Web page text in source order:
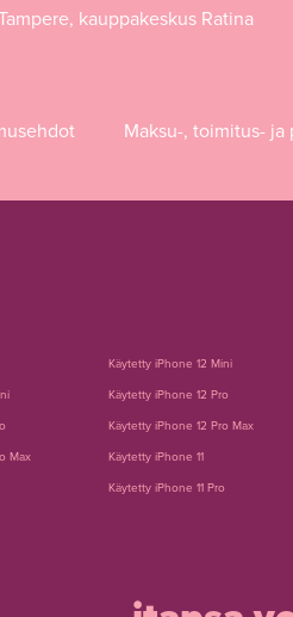
kauppakeskus Ratina
Maksu-, toimitus- ja
Max
Käytetty iPhone 12 Mini
Käytetty iPhone 12 Pro
Käytetty iPhone 12 Pro Max
Käytetty iPhone 11
Käytetty iPhone 11 Pro